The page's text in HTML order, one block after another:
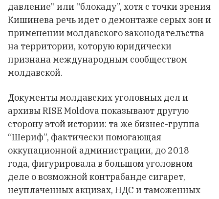
давление” или “блокаду”, хотя с точки зрения
Кишинева речь идет о демонтаже серых зон и
применении молдавского законодательства
на территории, которую юридически
признана международным сообществом
молдавской.
Документы молдавских уголовных дел и
архивы RISE Moldova показывают другую
сторону этой истории: та же бизнес-группа
“Шериф”, фактически помогающая
оккупационной администрации, до 2018
года, фигурировала в большом уголовном
деле о возможной контрабанде сигарет,
неуплаченных акцизах, НДС и таможенных